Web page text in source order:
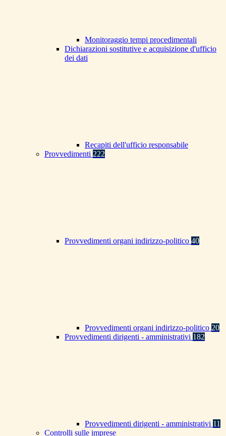
Monitoraggio tempi procedimentali
Dichiarazioni sostitutive e acquisizione d'ufficio
dei dati
Recapiti dell'ufficio responsabile
Provvedimenti 222
Provvedimenti organi indirizzo-politico 40
Provvedimenti organi indirizzo-politico 20
Provvedimenti dirigenti - amministrativi 182
Provvedimenti dirigenti - amministrativi 11
Controlli sulle imprese